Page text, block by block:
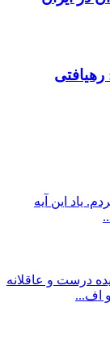
یاد این آیه
درست و عاقلانه
اف...